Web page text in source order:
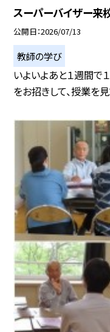
スーパーバイザー来
公開日 2026/07/13
教師の学び
いよいよあと１週間で
をお招きして、授業を